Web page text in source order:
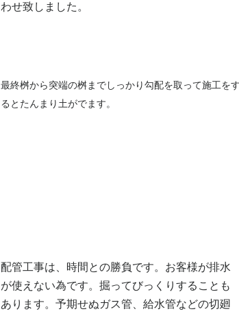
わせ致しました。
最終桝から突端の桝までしっかり勾配を取って施工をす
るとたんまり土がでます。
配管工事は、時間との勝負です。 お客様が排水
が使えない為です。 掘ってびっくりすることも
あります。 予期せぬガス管、給水管などの切廻